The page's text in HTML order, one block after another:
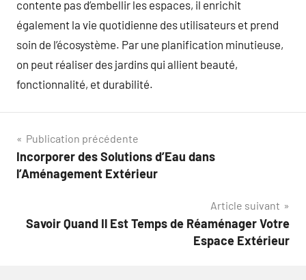
contente pas d’embellir les espaces, il enrichit
également la vie quotidienne des utilisateurs et prend
soin de l’écosystème. Par une planification minutieuse,
on peut réaliser des jardins qui allient beauté,
fonctionnalité, et durabilité.
Navigation
de
Publication précédente
Incorporer des Solutions d’Eau dans
l’Aménagement Extérieur
Article suivant
Savoir Quand Il Est Temps de Réaménager Votre
Espace Extérieur